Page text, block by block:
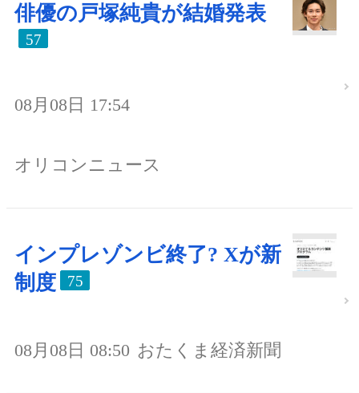
俳優の戸塚純貴が結婚発表
57
08月08日 17:54
オリコンニュース
インプレゾンビ終了? Xが新
制度
75
08月08日 08:50 おたくま経済新聞